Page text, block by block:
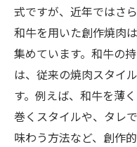
式ですが、近年ではさ
和牛を用いた創作焼肉
集めています。和牛の
は、従来の焼肉スタイ
す。例えば、和牛を薄
巻くスタイルや、タレ
味わう方法など、創作